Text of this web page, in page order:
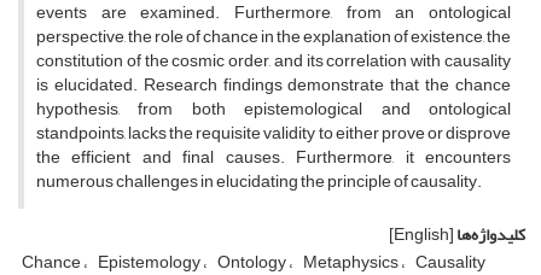
events are examined. Furthermore, from an ontological
perspective, the role of chance in the explanation of existence, the
constitution of the cosmic order, and its correlation with causality
is elucidated. Research findings demonstrate that the chance
hypothesis, from both epistemological and ontological
standpoints, lacks the requisite validity to either prove or disprove
the efficient and final causes. Furthermore, it encounters
numerous challenges in elucidating the principle of causality.
کلیدواژه‌ها[English]
Chance Epistemology Ontology Metaphysics Causality